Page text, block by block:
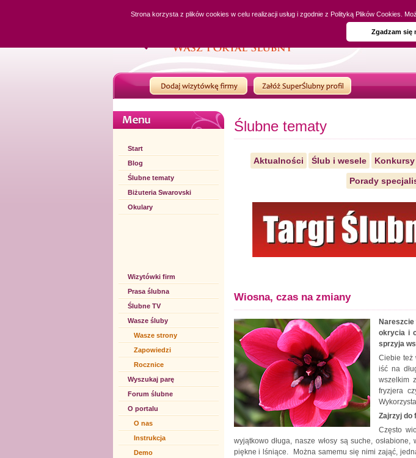
Start
Blog
Ślubne tematy
Biżuteria Swarovski
Okulary
Wizytówki firm
Prasa ślubna
Ślubne TV
Wasze śluby
Wasze strony
Zapowiedzi
Rocznice
Wyszukaj parę
Forum ślubne
O portalu
O nas
Instrukcja
Demo
Ślubne tematy
Aktualności Ślub i wesele Konkursy
Porady
Wiosna, czas na zmiany
okrycia i
sprzyja
Ciebie też
iść na
wszelkim
fryzjera
Zajrzyj do
Często
wyjątkowo długa, nasze włosy są suche,
piękne i lśniące. Można samemu się nimi zająć,
Strona korzysta z plików cookies w celu realizacji usług i zgodnie z Polityką Plików Cookies.
Zgadzam się